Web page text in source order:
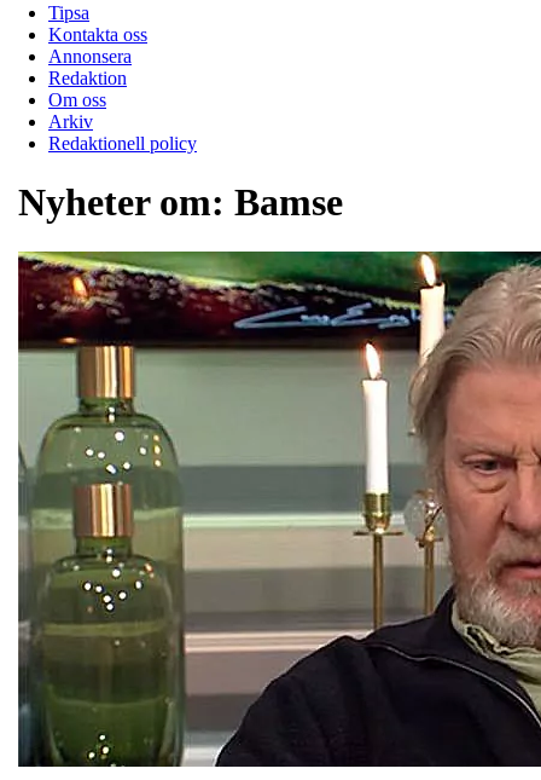
Tipsa
Kontakta oss
Annonsera
Redaktion
Om oss
Arkiv
Redaktionell policy
Nyheter om: Bamse